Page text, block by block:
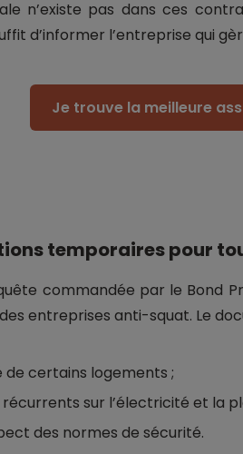
n’existe pas dans ces
d’informer l’entreprise qui
Je trouve la meilleure
temporaires pour
commandée par le Bond
entreprises anti-squat. Le
de certains logements ;
récurrents sur l’électricité et la
des normes de sécurité.